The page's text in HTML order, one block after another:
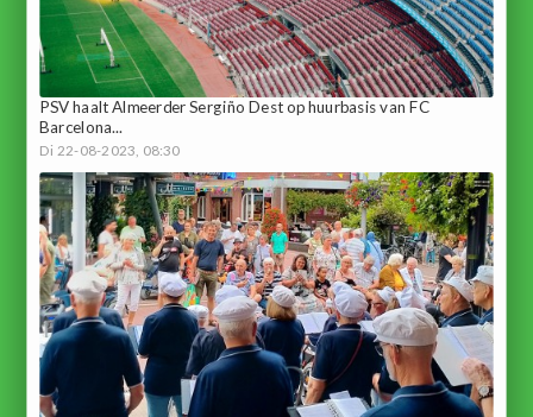
PSV haalt Almeerder Sergiño Dest op huurbasis van FC
Barcelona...
Di 22-08-2023, 08:30